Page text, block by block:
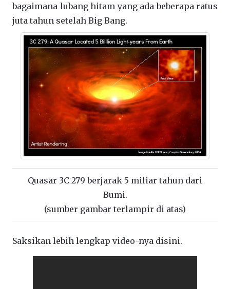
bagaimana lubang hitam yang ada beberapa ratus
juta tahun setelah Big Bang.
Quasar 3C 279 berjarak 5 miliar tahun dari
Bumi.
(sumber gambar terlampir di atas)
Saksikan lebih lengkap video-nya disini.